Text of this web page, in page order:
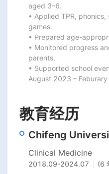
aged 3–6.
• Applied TPR,
games.
• Prepared age-
• Monitored progress
parents.
• Supported school
August 2023 –
教育经历
Chifeng
Clinical Medicine
2018.09-2024.07
(6